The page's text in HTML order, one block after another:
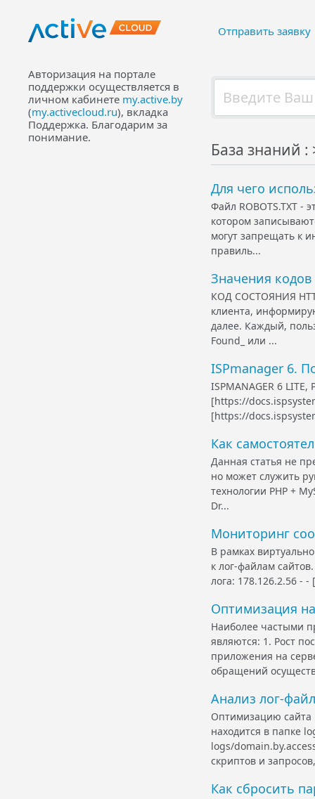
Отправить заявку
Авторизация на портале
поддержки осуществляется в
личном кабинете my.active.by
(my.activecloud.ru), вкладка
Поддержка. Благодарим за
понимание.
База знаний :
Для чего
Файл ROBOTS.TXT -
котором
могут запрещать к
правиль...
Значения кодов
КОД СОСТОЯНИЯ
клиента,
далее. Каждый,
Found_ или ...
ISPmanager 6.
ISPMANAGER 6 LITE,
[https://
[https://
Как
Данная статья не
но может служить
технологии PHP +
Dr...
Мониторинг
В рамках
к лог-файлам
лога: 178.126.2.56 - -
Оптимизация
Наиболее частыми
являются: 1. Рост
приложения на
обращений
Анализ лог-
Оптимизацию сайта
находится в папке
logs/
cкриптов и
Как сбросить